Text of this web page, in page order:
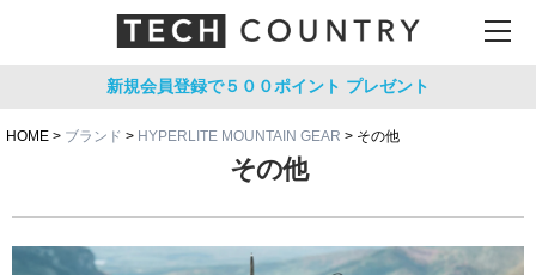
新規会員登録で５００ポイント プレゼント
HOME ブランド HYPERLITE MOUNTAIN GEAR その他
その他